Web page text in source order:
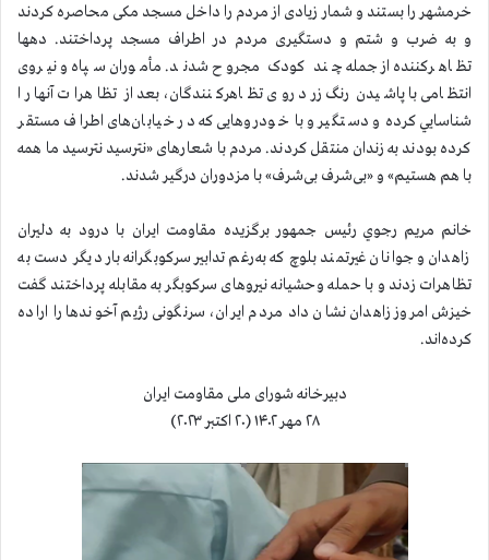
خرمشهر را بستند و شمار زیادی از مردم را داخل مسجد مکی محاصره كردند
و به ضرب و شتم و دستگیری مردم در اطراف مسجد پرداختند. دهها
تظاهرکننده از جمله چند کودک مجروح شدند. مأموران سپاه و نیروی
انتظامی با پاشيدن رنگ زرد روی تظاهرکنندگان، بعد از تظاهرات آنها را
شناسايي كرده و دستگیر و با خودروهایی که در خیابان‌های اطراف مستقر
کرده بودند به زندان منتقل كردند. مردم با شعارهای «نترسید نترسید ما همه
با هم هستیم» و «بی‌شرف بی‌شرف» با مزدوران درگیر شدند.
خانم مريم رجوي رئيس جمهور برگزيده مقاومت ايران با درود به دليران
زاهدان و جوانان غيرتمند بلوچ كه به‌رغم تدابير سركوبگرانه بار ديگر دست به
تظاهرات زدند و با حمله وحشيانه نيروهای سركوبگر به مقابله پرداختند گفت
خيزش امروز زاهدان نشان داد مردم ايران، سرنگونی رژيم آخوندها را اراده
کرده‌اند.
دبیرخانه شورای ملی مقاومت ایران
۲۸ مهر ۱۴۰۲ (۲۰ اکتبر ۲۰۲۳)